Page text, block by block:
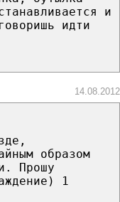
и
идти
14.08.2012
образом
Прошу
1